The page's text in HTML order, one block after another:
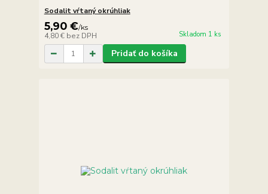
Sodalit vŕtaný okrúhliak
5,90 €/ks
4,80 € bez DPH Skladom 1 ks
Pridať do košíka